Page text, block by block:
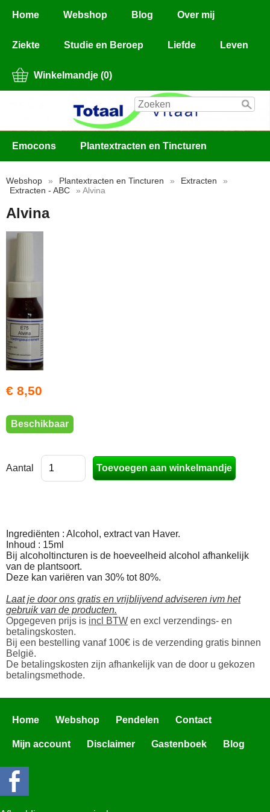
Home Webshop Blog Over mij
Ziekte Studie en Beroep Liefde Leven
Winkelmandje (0)
Emocons Plantextracten en Tincturen
Webshop » Plantextracten en Tincturen » Extracten
»
Extracten - ABC
» Alvina
Alvina
€ 8,50
Beschikbaar
Aantal
Ingrediënten : Alcohol, extract van Haver.
Inhoud : 15ml
Bij alcoholtincturen is de hoeveelheid alcohol afhankelijk
van de plantsoort.
Deze kan variëren van 30% tot 80%.
Laat je door ons gratis en vrijblijvend adviseren ivm het
gebruik van de producten.
Opgegeven prijs is incl BTW en excl verzendings- en
betalingskosten.
Bij een bestelling vanaf 100€ is de verzending gratis binnen
België.
De betalingskosten zijn afhankelijk van de door u gekozen
betalingsmethode.
Home Webshop Pendelen Contact
Mijn account Disclaimer Gastenboek Blog